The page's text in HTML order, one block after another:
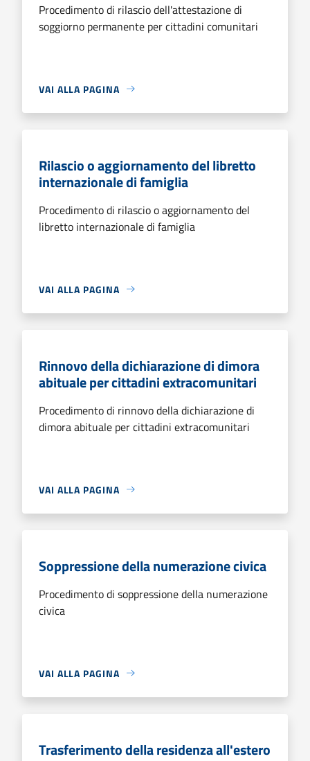
Procedimento di rilascio dell'attestazione di
soggiorno permanente per cittadini comunitari
VAI ALLA PAGINA
Rilascio o aggiornamento del libretto
internazionale di famiglia
Procedimento di rilascio o aggiornamento del
libretto internazionale di famiglia
VAI ALLA PAGINA
Rinnovo della dichiarazione di dimora
abituale per cittadini extracomunitari
Procedimento di rinnovo della dichiarazione di
dimora abituale per cittadini extracomunitari
VAI ALLA PAGINA
Soppressione della numerazione civica
Procedimento di soppressione della numerazione
civica
VAI ALLA PAGINA
Trasferimento della residenza all'estero